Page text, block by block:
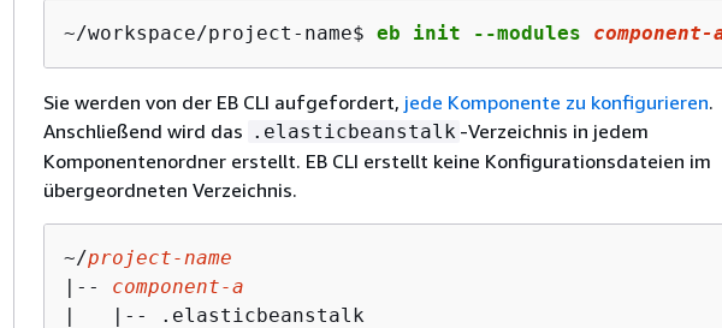
~/workspace/project-name$ eb init --modules component-
Sie werden von der EB CLI aufgefordert, jede Komponente zu konfigurieren.
Anschließend wird das .elasticbeanstalk -Verzeichnis in jedem
Komponentenordner erstellt. EB CLI erstellt keine Konfigurationsdateien im
übergeordneten Verzeichnis.
~/project-name
|-- component-a
|   |-- .elasticbeanstalk